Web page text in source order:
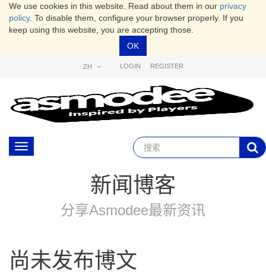
We use cookies in this website. Read about them in our privacy
policy. To disable them, configure your browser properly. If you
keep using this website, you are accepting those.
OK
ZH LOGIN REGISTER
Toggle
navigation
新闻博客
分享Asmodee最新资讯
尚未发布博文